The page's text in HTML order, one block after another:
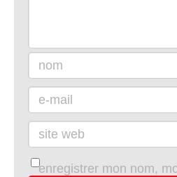
nom
e-mail
site web
enregistrer mon nom,